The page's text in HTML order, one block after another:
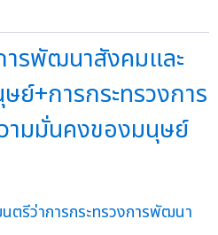
ารพัฒนาสังคมและ
ย์+การกระทรวงการ
มมั่นคงของมนุษย์